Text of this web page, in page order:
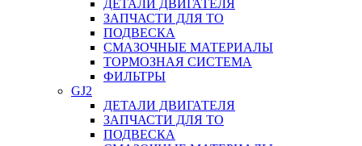
ДЕТАЛИ ДВИГАТЕЛЯ
ЗАПЧАСТИ ДЛЯ ТО
ПОДВЕСКА
СМАЗОЧНЫЕ МАТЕРИАЛЫ
ТОРМОЗНАЯ СИСТЕМА
ФИЛЬТРЫ
GJ2
ДЕТАЛИ ДВИГАТЕЛЯ
ЗАПЧАСТИ ДЛЯ ТО
ПОДВЕСКА